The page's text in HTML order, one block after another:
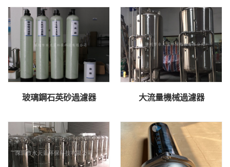
玻璃鋼石英砂過濾器 大流量機械過濾器